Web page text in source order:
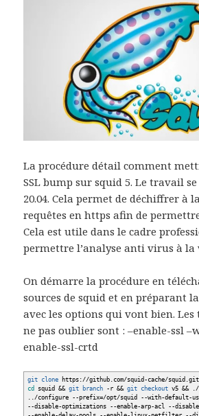
La procédure détail comment
SSL bump sur squid 5. Le travail
20.04. Cela permet de déchiffrer à
requêtes en https afin de
Cela est utile dans le cadre
permettre l’analyse anti virus à la
On démarre la procédure en
sources de squid et en préparant
avec les options qui vont bien.
ne pas oublier sont : –enable-ssl
enable-ssl-crtd
git clone https://github.com/squid-cache/
cd
squid&& git branch -r && git checkout v5&&./
../configure --prefix=/opt/squid --with-default-
--disable-optimizations --enable-arp-acl --